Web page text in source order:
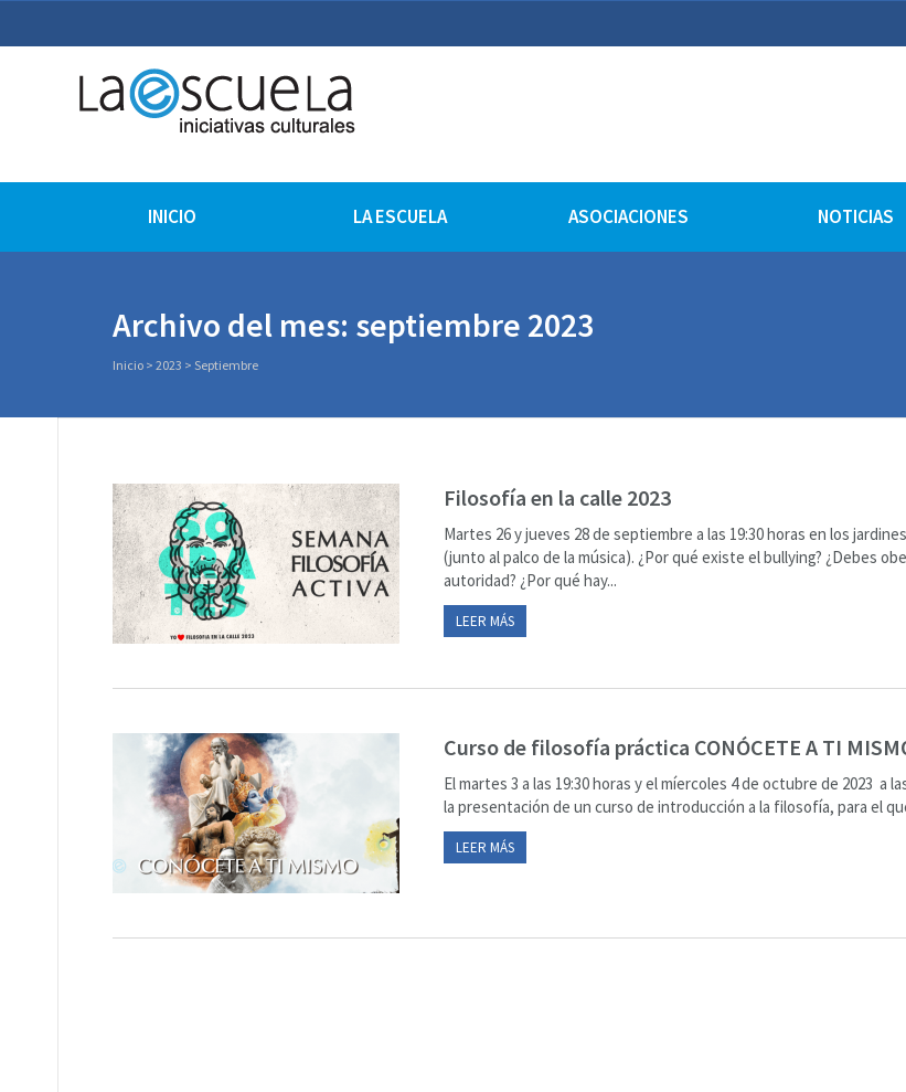
La Escuela Iniciativas Culturales
INICIO LA ESCUELA ASOCIACIONES NOTICIAS
Archivo del mes: septiembre 2023
Inicio > 2023 > Septiembre
Filosofía en la calle 2023
Martes 26 y jueves 28 de septiembre a las 19:30 horas en los
(junto al palco de la música). ¿Por qué existe el bullying? ¿Debes
autoridad? ¿Por qué hay...
LEER MÁS
Curso de filosofía práctica CONÓCETE A TI
El martes 3 a las 19:30 horas y el míercoles 4 de octubre de 2023 a
la presentación de un curso de introducción a la filosofía, para el
LEER MÁS